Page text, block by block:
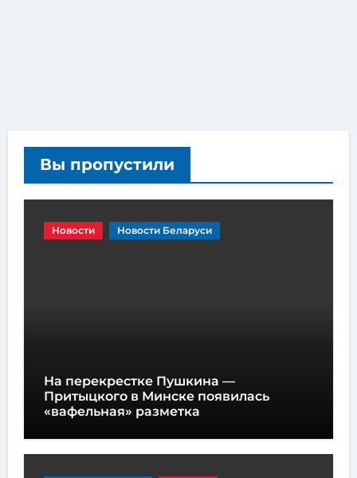
Вы пропустили
Новости Новости Беларуси
На перекрестке Пушкина —
Притыцкого в Минске появилась
«вафельная» разметка